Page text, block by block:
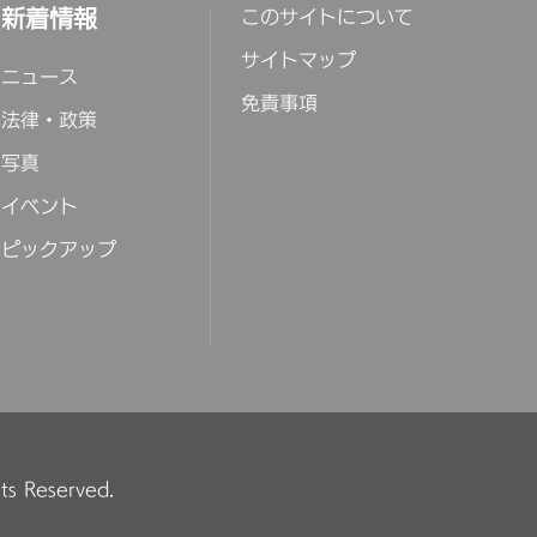
新着情報
ニュース
法律・政策
写真
イベント
ピックアップ
このサイトについて
サイトマップ
免責事項
Reserved.